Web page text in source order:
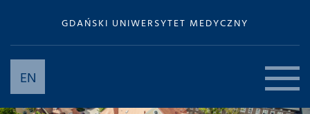
GDAŃSKI UNIWERSYTET MEDYCZNY
EN